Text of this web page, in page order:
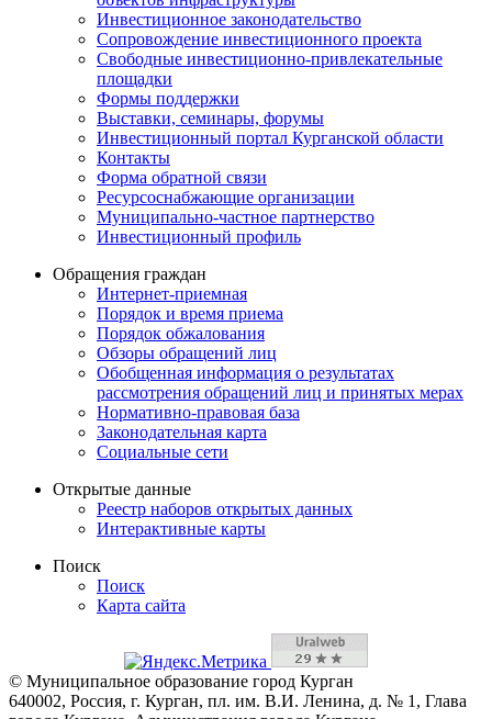
Инвестиционное законодательство
Сопровождение инвестиционного проекта
Свободные инвестиционно-привлекательные
площадки
Формы поддержки
Выставки, семинары, форумы
Инвестиционный портал Курганской области
Контакты
Форма обратной связи
Ресурсоснабжающие организации
Муниципально-частное партнерство
Инвестиционный профиль
Обращения граждан
Интернет-приемная
Порядок и время приема
Порядок обжалования
Обзоры обращений лиц
Обобщенная информация о результатах
рассмотрения обращений лиц и принятых мерах
Нормативно-правовая база
Законодательная карта
Социальные сети
Открытые данные
Реестр наборов открытых данных
Интерактивные карты
Поиск
Поиск
Карта сайта
© Муниципальное образование город Курган
640002, Россия, г. Курган, пл. им. В.И. Ленина, д. № 1, Глава